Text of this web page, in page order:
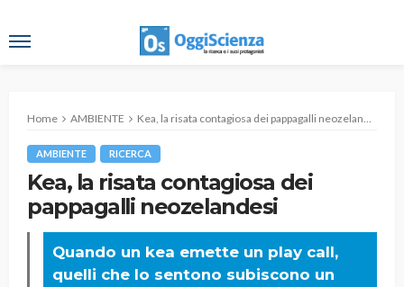
Home AMBIENTE Kea, la risata contagiosa dei pappagalli neozelandesi
AMBIENTE RICERCA
Kea, la risata contagiosa dei
pappagalli neozelandesi
Quando un kea emette un play call,
quelli che lo sentono subiscono un